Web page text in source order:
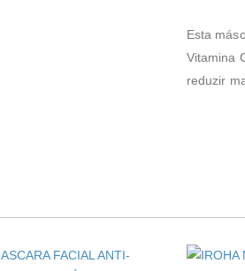
Esta
Vitamina
reduzir